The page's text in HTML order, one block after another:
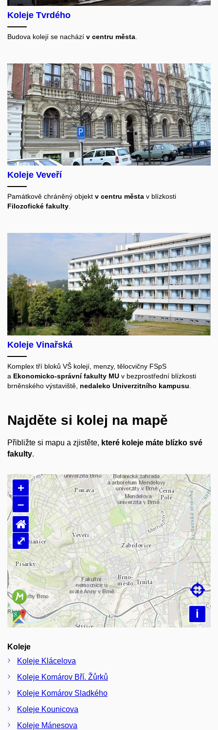
Koleje Tvrdého
Budova kolejí se nachází v centru města
Koleje Veveří
Památkově chráněný objekt v centru města v blízkosti
Filozofické fakulty.
Koleje Vinařská
Komplex tří bloků VŠ kolejí, menzy, tělocvičny FSpS
a Ekonomicko-správní fakulty MU v bezprostřední blízkosti
brněnského výstaviště, nedaleko Univerzitního kampusu
Najděte si kolej na mapě
Přibližte si mapu a zjistěte, které koleje máte blízko své
fakulty.
Načítám mapu…
+
–
i

⌂
⤢
Koleje
Koleje Klácelova
Koleje Komárov Bří. Žůrků
Koleje Komárov Sladkého
Koleje Kounicova
Koleje Mánesova